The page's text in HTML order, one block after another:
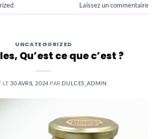
Laissez un commentaire
UNCATEGORIZED
Qu’est ce que c’est ?
LE30 AVRIL 2024 PAR DULCES_ADMIN